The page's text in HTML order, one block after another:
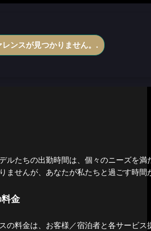
レンスが見つかりません。.
ルたちの出勤時間は、個々のニーズを
ませんが、あなたが私たちと過ごす時
金
の料金は、お客様／宿泊者と各サービ